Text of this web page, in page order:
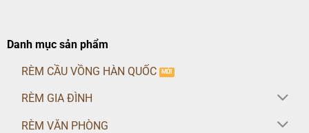
Danh mục sản phẩm
RÈM CẦU VỒNG HÀN QUỐC
RÈM GIA ĐÌNH
RÈM VĂN PHÒNG